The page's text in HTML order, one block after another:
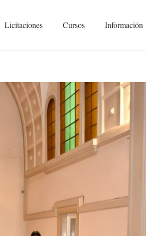
Licitaciones Cursos Información